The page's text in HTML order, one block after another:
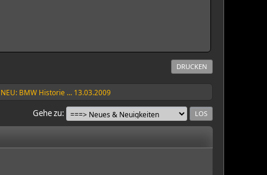
DRUCKEN
NEU: BMW Historie ... 13.03.2009
Gehe zu